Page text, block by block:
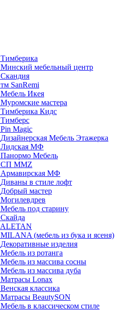
Тимберика
Минский мебельный центр
Скандия
тм SanRemi
Мебель Икея
Муромские мастера
Тимберика Кидс
Тимберс
Pin Magic
Дизайнерская Мебель Этажерка
Лидская МФ
Панормо Мебель
СП ММZ
Армавирская МФ
Диваны в стиле лофт
Добрый мастер
Могилевдрев
Мебель под старину
Скайда
ALETAN
MILANA (мебель из бука и ясеня)
Декоративные изделия
Мебель из ротанга
Мебель из массива сосны
Мебель из массива дуба
Матрасы Lonax
Венская классика
Матрасы BeautySON
Мебель в классическом стиле